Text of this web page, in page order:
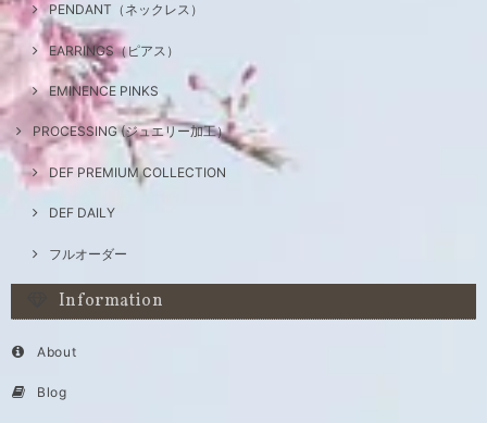
PENDANT（ネックレス）
EARRINGS（ピアス）
EMINENCE PINKS
PROCESSING (ジュエリー加工）
DEF PREMIUM COLLECTION
DEF DAILY
フルオーダー
Information
About
Blog